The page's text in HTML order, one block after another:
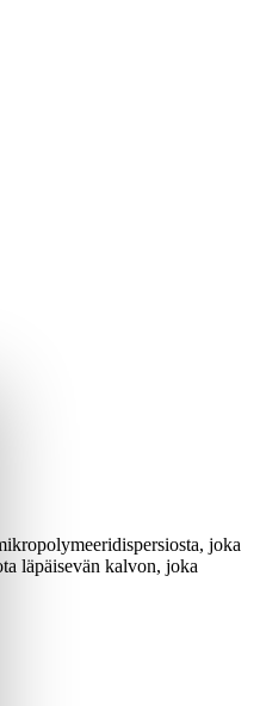
joka
läpäisevän kalvon, joka